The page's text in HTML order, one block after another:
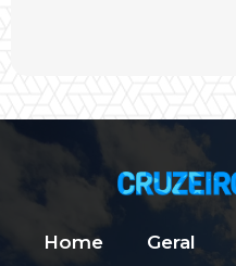
Home Geral